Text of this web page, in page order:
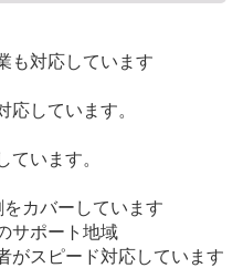
も対応しています
しています。
います。
カバーしています
サポート地域
がスピード対応しています